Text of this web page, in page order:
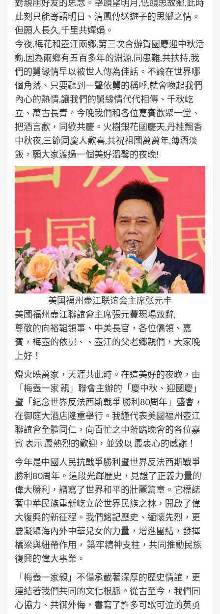
對親朋好友的思念。舉頭望明月,低頭思故鄉,此時
此刻只能寄語明日、清鳳傳送遊子的思鄉之情。
但願人長久,千里共嬋娟。
今夜,梅花和壺江兩鄉,第三次合辦賀國慶迎中秋活
動,因為兩鄉有五百多年的淵源,同患難,共扶持,我
們的舅緣情早以被世人傳為佳話。不論在世界哪
個角落、只要聽到一聲依舅的稱呼,就會喚起我們
內心的熱情,讓我們的舅緣情代代相傳、千秋屹
立、萬古長青。今晚我們和各位嘉賓歡聚一堂、
把酒言歡，同歡共慶。火樹銀花國慶天,丹桂飄香
中秋夜,三節同慶人歡喜,共祝祖國萬萬年,薄酒淡
飯，願大家渡過一個美好溫馨的夜晚!
美国福州壶江联谊会主席张元丰
美國福州壺江聯誼會主席張元豐現場致辭,
尊敬的向裕韜領事、中美長官，各位僑領、嘉
賓，梅壺的依舅、、壺江的父老鄉親們，大家晚
上好！
燈火映萬家，天涯共此時。在這美好的夜晚，由
「梅壺一家 親」聯會主辦的「慶中秋、迎國慶」
暨「紀念世界反法西斯戰爭 勝利80周年」盛會，
在御庭大酒店隆重舉行。我謹代表美國福州壺江
聯誼會全體同仁，向百忙之中蒞臨晚會的各位嘉
賓 表示 最熱烈的歡迎，並致以 最衷心的感謝！
今年是中國人民抗戰爭勝利暨世界反法西斯戰爭
勝利80周年。這段光輝歷史，見證了正義力量的
偉大勝利，譜寫了世界和平的壯麗篇章。它標誌
著中華民族重新屹立於世界民族之林，開啟了偉
大復興的新征程。我們銘記歷史、緬懷先烈，更
要凝聚海內外中華兒女的力量，增進團結，發揮
橋梁與紐帶作用， 築牢精神支柱，共同推動民族
復興的偉大事業。
「梅壺一家親」不僅承載著深厚的歷史情誼，更
連結著我們共同的文化根脈。從古至今，我們同
心協力、共御外侮，書寫了許多可歌可泣的英勇